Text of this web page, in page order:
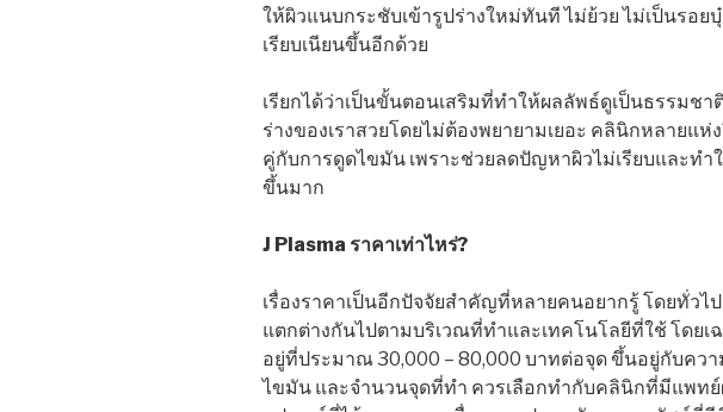
ให้ผิวแนบกระชับเข้ารูปร่างใหม่ทันที ไม่ย้วย ไม่เป็นรอย
เรียบเนียนขึ้นอีกด้วย
เรียกได้ว่าเป็นขั้นตอนเสริมที่ทำให้ผลลัพธ์ดูเป็นธรรมชา
ร่างของเราสวยโดยไม่ต้องพยายามเยอะ คลินิกหลายแห่
คู่กับการดูดไขมัน เพราะช่วยลดปัญหาผิวไม่เรียบและท
ขึ้นมาก
J Plasma ราคาเท่าไหร่?
เรื่องราคาเป็นอีกปัจจัยสำคัญที่หลายคนอยากรู้ โดยทั่วไป
แตกต่างกันไปตามบริเวณที่ทำและเทคโนโลยีที่ใช้ โดยเ
อยู่ที่ประมาณ 30,000 – 80,000 บาทต่อจุด ขึ้นอยู่กับคว
ไขมัน และจำนวนจุดที่ทำ ควรเลือกทำกับคลินิกที่มีแพท